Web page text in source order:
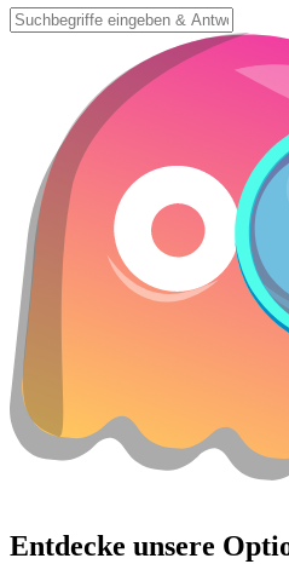
Entdecke unsere